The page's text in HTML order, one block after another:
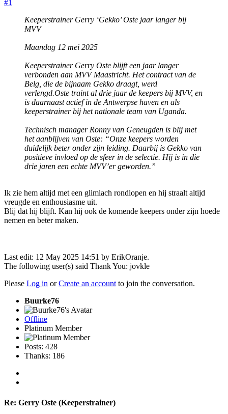
#1
Keeperstrainer Gerry ‘Gekko’ Oste jaar langer bij
MVV
Maandag 12 mei 2025
Keeperstrainer Gerry Oste blijft een jaar langer
verbonden aan MVV Maastricht. Het contract van de
Belg, die de bijnaam Gekko draagt, werd
verlengd.Oste traint al drie jaar de keepers bij MVV, en
is daarnaast actief in de Antwerpse haven en als
keeperstrainer bij het nationale team van Uganda.
Technisch manager Ronny van Geneugden is blij met
het aanblijven van Oste: “Onze keepers worden
duidelijk beter onder zijn leiding. Daarbij is Gekko van
positieve invloed op de sfeer in de selectie. Hij is in die
drie jaren een echte MVV’er geworden.”
Ik zie hem altijd met een glimlach rondlopen en hij straalt altijd
vreugde en enthousiasme uit.
Blij dat hij blijft. Kan hij ook de komende keepers onder zijn hoede
nemen en beter maken.
Last edit: 12 May 2025 14:51 by ErikOranje.
The following user(s) said Thank You: jovkle
Please Log in orCreate an account to join the conversation.
Buurke76
Offline
Platinum Member
Posts: 428
Thanks: 186
Re: Gerry Oste (Keeperstrainer)